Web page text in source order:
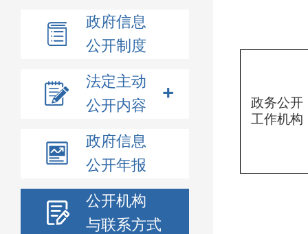
政府信息
公开制度
法定主动
公开内容
政府信息
公开年报
公开机构
与联系方式
政务公开
工作机构